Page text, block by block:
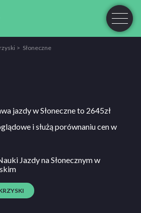
Słoneczne
jazdy w Słoneczne to 2645zł
i służą porównaniu cen w
Jazdy na Słonecznym w